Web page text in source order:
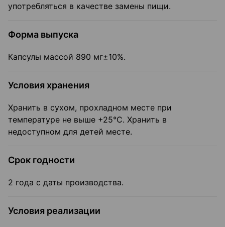
употребляться в качестве замены пищи.
Форма выпуска
Капсулы массой 890 мг±10%.
Условия хранения
Хранить в сухом, прохладном месте при
температуре не выше +25°С. Хранить в
недоступном для детей месте.
Срок годности
2 года с даты производства.
Условия реализации